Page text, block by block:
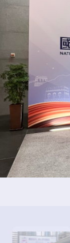
扫一扫关
微
信